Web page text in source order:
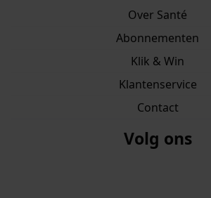
Over Santé
Abonnementen
Klik & Win
Klantenservice
Contact
Volg ons